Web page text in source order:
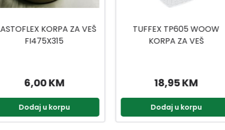
TUFFEX TP605 WOOW
KORPA ZA VEŠ
18,95 KM
Dodaj u korpu
KORPA ZA VEŠ HX9100570
38,32 KM
47,90 KM
Dodaj u korpu